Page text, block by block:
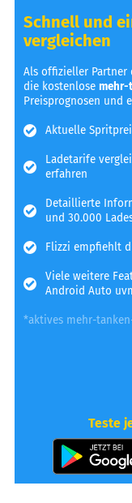
Schnell und
vergleichen
Als offizieller
die kostenlosemehr-
Preisprognosen und
Aktuelle
Ladetarife
erfahren
Detaillierte
und 30.000
Flizzi empfiehlt
Viele weitere
Android Auto
*aktives mehr-
Teste